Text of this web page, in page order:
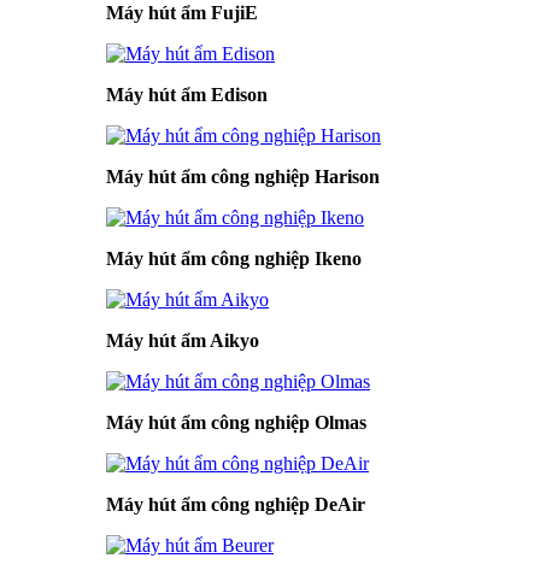
Máy hút ẩm FujiE
Máy hút ẩm Edison
Máy hút ẩm công nghiệp Harison
Máy hút ẩm công nghiệp Ikeno
Máy hút ẩm Aikyo
Máy hút ẩm công nghiệp Olmas
Máy hút ẩm công nghiệp DeAir